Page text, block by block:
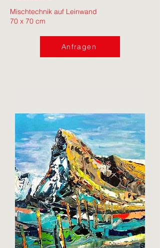
Mischtechnik auf Leinwand
70 x 70 cm
Anfragen